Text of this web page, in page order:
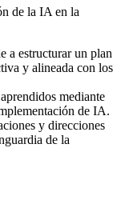
de la IA en la
estructurar un plan
y alineada con los
mediante
de IA.
y direcciones
de la